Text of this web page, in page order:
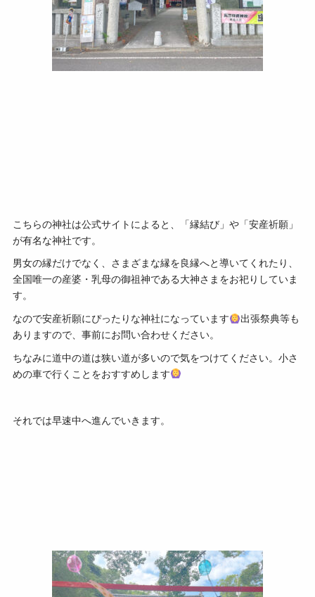
こちらの神社は公式サイトによると、「縁結び」や「安産祈願」
が有名な神社です。
男女の縁だけでなく、さまざまな縁を良縁へと導いてくれたり、
全国唯一の産婆・乳母の御祖神である大神さまをお祀りしていま
す。
なので安産祈願にぴったりな神社になっています
出張祭典等も
ありますので、事前にお問い合わせください。
ちなみに道中の道は狭い道が多いので気をつけてください。小さ
めの車で行くことをおすすめします
それでは早速中へ進んでいきます。